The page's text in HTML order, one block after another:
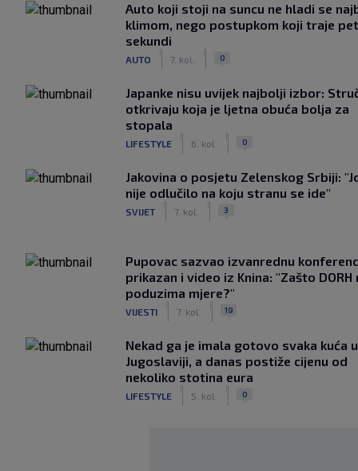
Auto koji stoji na suncu ne hladi se
klimom, nego postupkom koji traje
sekundi
AUTO 7. kol. 0
Japanke nisu uvijek najbolji izbor:
otkrivaju koja je ljetna obuća bolja za
stopala
LIFESTYLE 6. kol. 0
Jakovina o posjetu Zelenskog Srbiji:
nije odlučilo na koju stranu se ide"
SVIJET 7. kol. 3
Pupovac sazvao izvanrednu
prikazan i video iz Knina: "Zašto DORH
poduzima mjere?"
VIJESTI 7. kol. 19
Nekad ga je imala gotovo svaka kuća u
Jugoslaviji, a danas postiže cijenu od
nekoliko stotina eura
LIFESTYLE 5. kol. 0